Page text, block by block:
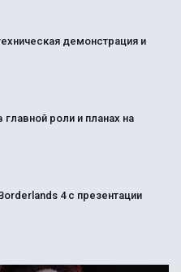
демонстрация и
роли и планах на
4 с презентации